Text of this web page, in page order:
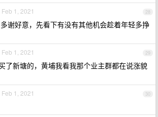
28
Feb 1, 2021
多谢好意，先看下有没有其他机会趁着年轻多挣
29
Feb 1, 2021
了新塘的，黄埔我看我那个业主群都在说涨貌
30
Feb 1, 2021